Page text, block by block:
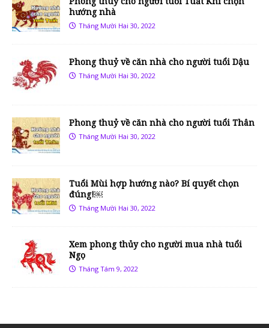
hướng nhà
Tháng Mười Hai 30, 2022
Phong thuỷ về căn nhà cho người tuổi Dậu
Tháng Mười Hai 30, 2022
Phong thuỷ về căn nhà cho người tuổi Thân
Tháng Mười Hai 30, 2022
Tuổi Mùi hợp hướng nào? Bí quyết chọn
đúng!￼
Tháng Mười Hai 30, 2022
Xem phong thủy cho người mua nhà tuổi
Ngọ
Tháng Tám 9, 2022